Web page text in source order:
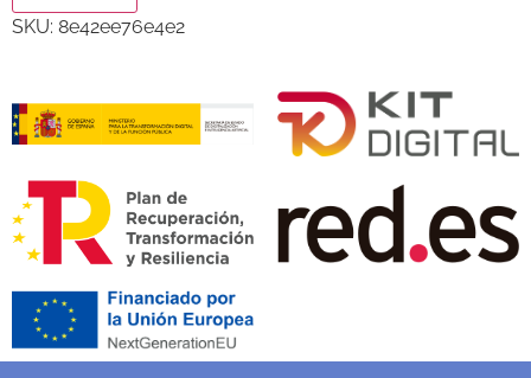
SKU: 8e42ee76e4e2